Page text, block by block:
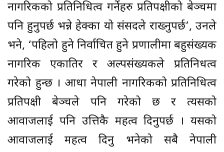
नागरिकको प्रतिनिधित्व गर्नेहरु प्रतिपक्षीको बेञ्चमा
पनि हुनुपर्छ भन्ने हेक्का यो संसदले राख्नुपर्छ’, उनले
भने, ‘पहिलो हुने निर्वाचित हुने प्रणालीमा बहुसंख्यक
नागरिक एकातिर र अल्पसंख्यकले प्रतिनिधत्व
गरेको हुन्छ । आधा नेपाली नागरिकको प्रतिनिधित्व
प्रतिपक्षी बेञ्चले पनि गरेको छ र त्यसको
आवाजलाई पनि उत्तिकै महत्व दिनुपर्छ । यसको
आवाजलाई महत्व दिनु भनेको सबै नेपाली